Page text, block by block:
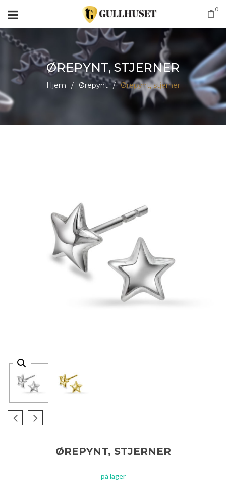
0
ØREPYNT, STJERNER
Hjem / Ørepynt / Ørepynt, stjerner
ØREPYNT, STJERNER
på lager